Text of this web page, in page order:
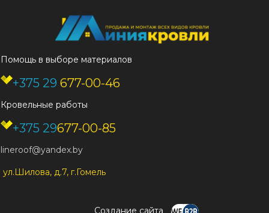
Помощь в выборе материалов
+375 29 677-00-46
Кровельные работы
+375 29677-00-85
lineroof@yandex.by
ул.Шилова, д.7, г.Гомель
Создание сайта